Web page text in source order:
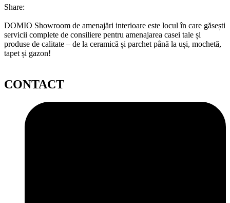
Share:
DOMIO Showroom de amenajări interioare este locul în care găsești
servicii complete de consiliere pentru amenajarea casei tale și
produse de calitate – de la ceramică și parchet până la uși, mochetă,
tapet și gazon!
CONTACT